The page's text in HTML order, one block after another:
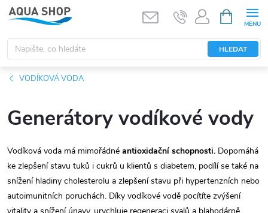
Přejít
na
obsah
HLEDAT
NÁKUPNÍ
KOŠÍK
VODÍKOVÁ VODA
Generátory vodíkové vody
Vodíková voda má mimořádné antioxidační schopnosti. Dopomáhá
ke zlepšení stavu tuků i cukrů u klientů s diabetem, podílí se také na
snížení hladiny cholesterolu a zlepšení stavu při hypertenzních nebo
autoimunitních poruchách. Díky vodíkové vodě pocítíte zvýšení